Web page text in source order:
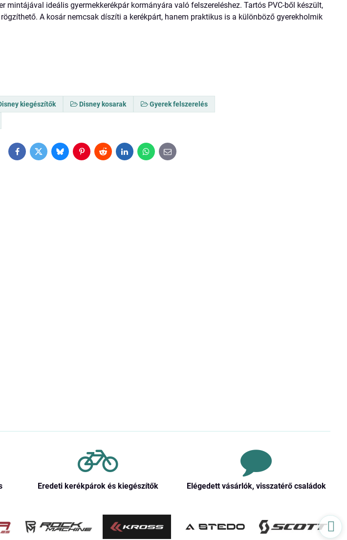
mintájával ideális gyermekkerékpár kormányára való felszereléshez. Tartós PVC-ből készült,
A kosár nemcsak díszíti a kerékpárt, hanem praktikus is a különböző gyerekholmik
kiegészítők Disney kosarak Gyerek felszerelés
FacebookTwitterBlueskyPinterestRedditLinkedInWhatsApp
E-
mail
Eredeti kerékpárok és kiegészítők Elégedett vásárlók, visszatérő családok